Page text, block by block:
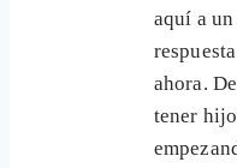
aquí a
ahora.
tener